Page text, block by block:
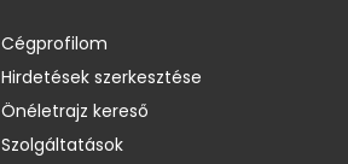
Cégprofilom
Hirdetések szerkesztése
Önéletrajz kereső
Szolgáltatások